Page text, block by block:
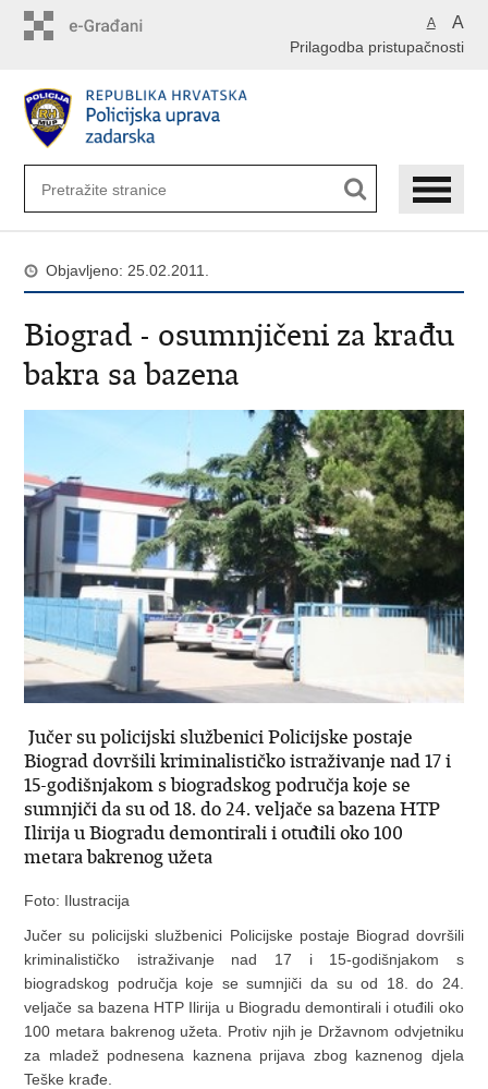
A A
Prilagodba pristupačnosti
Objavljeno: 25.02.2011.
Biograd - osumnjičeni za krađu
bakra sa bazena
Jučer su policijski službenici Policijske postaje
Biograd dovršili kriminalističko istraživanje nad 17 i
15-godišnjakom s biogradskog područja koje se
sumnjiči da su od 18. do 24. veljače sa bazena HTP
Ilirija u Biogradu demontirali i otuđili oko 100
metara bakrenog užeta
Foto: Ilustracija
Jučer su policijski službenici Policijske postaje Biograd dovršili
kriminalističko istraživanje nad 17 i 15-godišnjakom s
biogradskog područja koje se sumnjiči da su od 18. do 24.
veljače sa bazena HTP Ilirija u Biogradu demontirali i otuđili oko
100 metara bakrenog užeta. Protiv njih je Državnom odvjetniku
za mladež podnesena kaznena prijava zbog kaznenog djela
Teške krađe.